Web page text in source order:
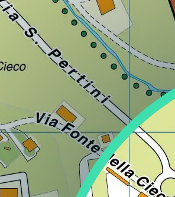
Lombardia
Marche
Regione
Piemonte
Regione
Puglia
Sardegna